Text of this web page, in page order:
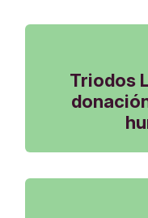
Triodos
Un encuentro